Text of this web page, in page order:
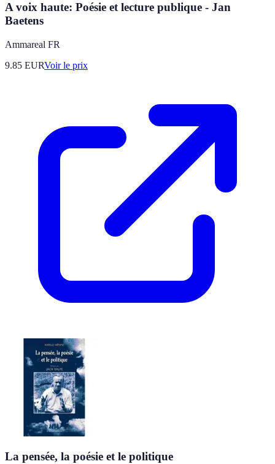
A voix haute: Poésie et lecture publique - Jan
Baetens
Ammareal FR
9.85 EURVoir le prix
La pensée, la poésie et le politique